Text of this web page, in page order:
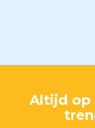
Altijd op